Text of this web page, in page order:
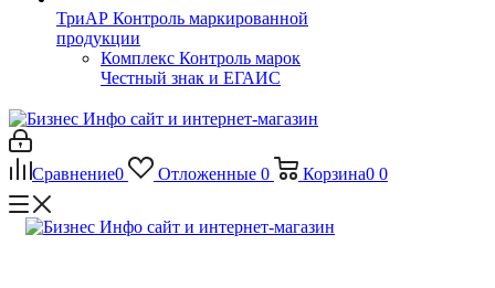
ТриАР Контроль маркированной
продукции
Комплекс Контроль марок
Честный знак и ЕГАИС
Сравнение0 Отложенные 0 Корзина0 0